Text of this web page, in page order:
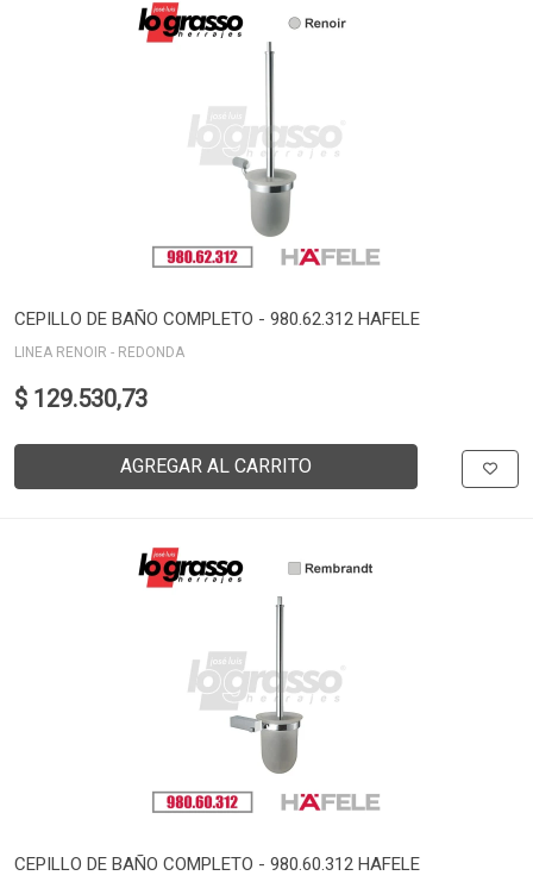
CEPILLO DE BAÑO COMPLETO - 980.62.312 HAFELE
LINEA RENOIR - REDONDA
$ 129.530,73
AGREGAR AL CARRITO
CEPILLO DE BAÑO COMPLETO - 980.60.312 HAFELE